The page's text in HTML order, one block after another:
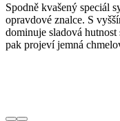
Spodně kvašený speciál
opravdové znalce. S
dominuje sladová
pak projeví jemná